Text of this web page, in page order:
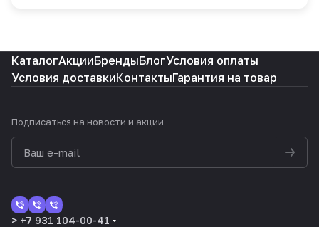
КаталогАкцииБрендыБлогУсловия оплаты
Условия доставкиКонтактыГарантия на товар
Подписаться на новости и акции
> +7 931 104-00-41